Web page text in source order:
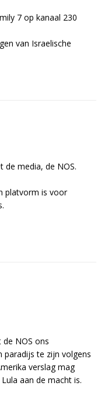
7 op kanaal 230
van Israelische
de media, de NOS.
platvorm is voor
NOS ons
paradijs te zijn volgens
verslag mag
aan de macht is.